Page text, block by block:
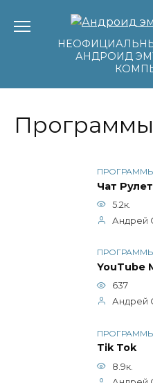
содержанию
АНДРОИД
Программы
Чат
5.2к.
Андрей
YouTube
637
Андрей
Tik Tok
8.9к.